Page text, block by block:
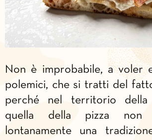
Non è improbabile, a voler
polemici, che si tratti del
perché nel territorio della
quella della pizza non
lontanamente una